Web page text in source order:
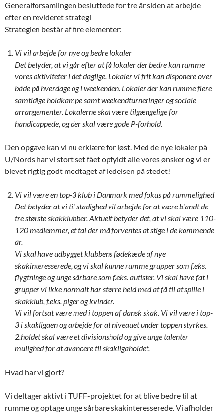
Generalforsamlingen besluttede for tre år siden at arbejde
efter en revideret strategi
Strategien består af fire elementer:
Vi vil arbejde for nye og bedre lokaler
Det betyder, at vi går efter at få lokaler der bedre kan rumme
vores aktiviteter i det daglige. Lokaler vi frit kan disponere over
både på hverdage og i weekenden. Lokaler der kan rumme flere
samtidige holdkampe samt weekendturneringer og sociale
arrangementer. Lokalerne skal være tilgængelige for
handicappede, og der skal være gode P-forhold.
Den opgave kan vi nu erklære for løst. Med de nye lokaler på
U/Nords har vi stort set fået opfyldt alle vores ønsker og vi er
blevet rigtig godt modtaget af ledelsen på stedet!
Vi vil være en top-3 klub i Danmark med fokus på rummelighed
Det betyder at vi til stadighed vil arbejde for at være blandt de
tre største skakklubber. Aktuelt betyder det, at vi skal være 110-
120 medlemmer, et tal der må forventes at stige i de kommende
år.
Vi skal have udbygget klubbens fødekæde af nye
skakinteresserede, og vi skal kunne rumme grupper som f.eks.
flygtninge og unge sårbare som f.eks. autister. Vi skal have fat i
grupper vi ikke normalt har større held med at få til at spille i
skakklub, f.eks. piger og kvinder.
Vi vil fortsat være med i toppen af dansk skak. Vi vil være i top-
3 i skakligaen og arbejde for at niveauet under toppen styrkes.
2.holdet skal være et divisionshold og give unge talenter
mulighed for at avancere til skakligaholdet.
Hvad har vi gjort?
Vi deltager aktivt i TUFF-projektet for at blive bedre til at
rumme og optage unge sårbare skakinteresserede. Vi afholder